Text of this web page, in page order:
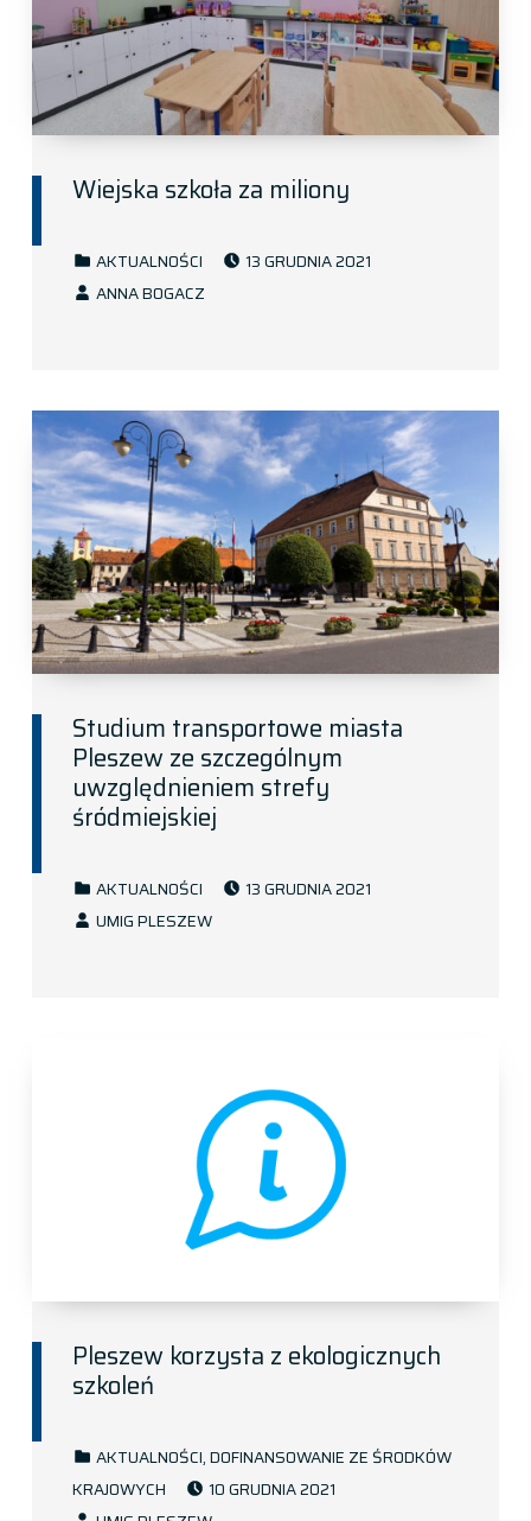
Wiejska szkoła za miliony
AKTUALNOŚCI 13 GRUDNIA 2021
ANNA BOGACZ
Studium transportowe miasta
Pleszew ze szczególnym
uwzględnieniem strefy
śródmiejskiej
AKTUALNOŚCI 13 GRUDNIA 2021
UMIG PLESZEW
Pleszew korzysta z ekologicznych
szkoleń
AKTUALNOŚCI,DOFINANSOWANIE ZE ŚRODKÓW
KRAJOWYCH
10 GRUDNIA 2021